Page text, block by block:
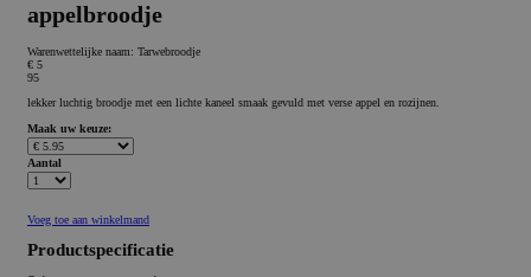
appelbroodje
Warenwettelijke naam: Tarwebroodje
€ 5
95
lekker luchtig broodje met een lichte kaneel smaak gevuld met verse appel en rozijnen.
Maak uw keuze:
Aantal
Voeg toe aan winkelmand
Productspecificatie